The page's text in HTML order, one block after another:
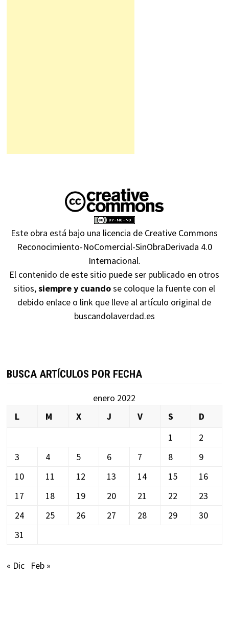
Este obra está bajo una licencia de Creative Commons
Reconocimiento-NoComercial-SinObraDerivada 4.0
Internacional.
El contenido de este sitio puede ser publicado en otros
sitios,siempre y cuandose coloque la fuente con el
debido enlace o link que lleve al artículo original de
buscandolaverdad.es
BUSCA ARTÍCULOS POR FECHA
enero 2022
L
M X J V S
D
1
2
3
4 5 6 7 8
9
10
11 12 13 14 15
16
17
18 19 20 21 22
23
24
25 26 27 28 29
30
31
« Dic Feb »